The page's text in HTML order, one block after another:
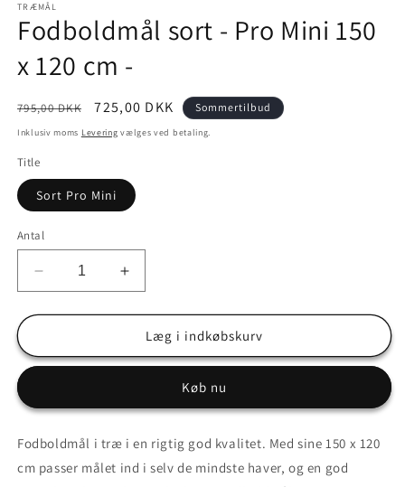
1
i
modus
TRÆMÅL
Fodboldmål sort - Pro Mini 150
x 120 cm -
Normalpris
795,00 DKK Udsalgspris
725,00 DKK Sommertilbud
Inklusiv moms Levering vælges ved betaling.
Title
Sort Pro Mini
Antal
Reducer
antallet
for
sort
Mini
x
120
Øg
antallet
for
Fodboldmål
sort
Mini
x
120
Læg i indkøbskurv
Køb nu
Fodboldmål i træ i en rigtig god kvalitet. Med sine 150 x 120
cm passer målet ind i selv de mindste haver, og en god